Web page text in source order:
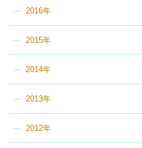
2016年
2015年
2014年
2013年
2012年